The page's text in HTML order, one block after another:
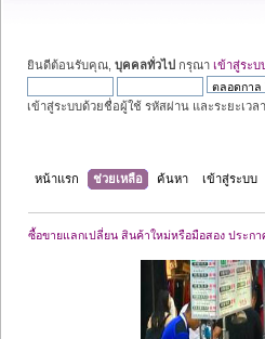
ยินดีต้อนรับคุณ, บุคคลทั่วไป กรุณา เข้าสู่ระบ
เข้าสู่ระบบด้วยชื่อผู้ใช้ รหัสผ่าน และระยะเวล
หน้าแรก ช่วยเหลือ ค้นหา เข้าสู่ระบบ
ซื้อขายแลกเปลี่ยน สินค้าใหม่หรือมือสอง ประก